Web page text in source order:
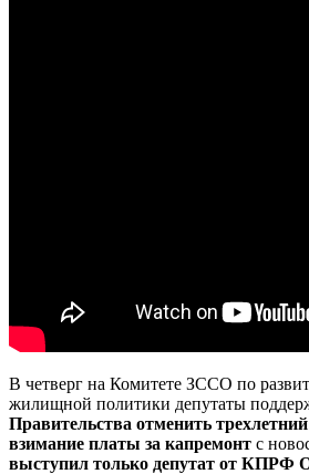
В четверг на Комитете ЗССО по
жилищной политики депутаты
Правительства отменить
взимание платы за капремонт с
выступил только депутат от КПРФ